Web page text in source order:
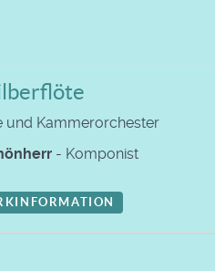
und Kammerorchester
- Komponist